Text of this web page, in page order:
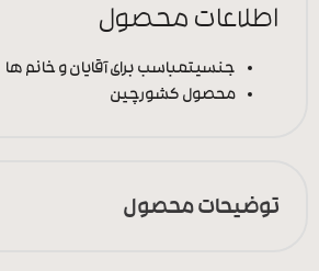
اطلاعات محصول
جنسیتمباسب برای آقایان و خانم ها
محصول کشورچین
توضیحات محصول